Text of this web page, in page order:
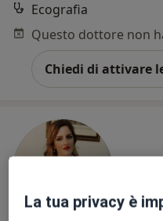
Ecografia
Chiedi di attivare
La tua privacy è